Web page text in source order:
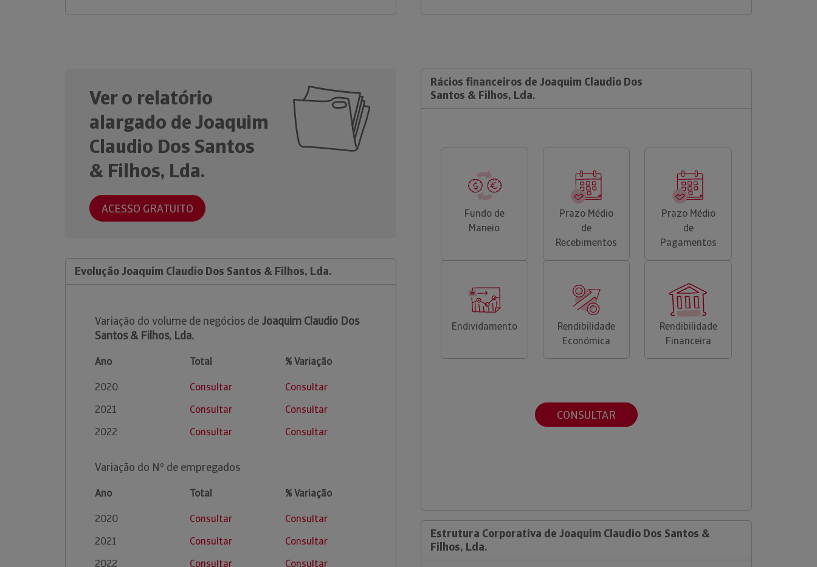
Ver o relatório
alargado de Joaquim
Claudio Dos Santos
& Filhos, Lda.
ACESSO GRATUITO
Evolução Joaquim Claudio Dos Santos & Filhos, Lda.
Variação do volume de negócios de Joaquim Claudio Dos
Santos & Filhos, Lda.
Ano Total
% Variação
2020
Consultar
Consultar
2021
Consultar
Consultar
2022
Consultar Consultar
Variação do Nº de empregados
Ano Total
% Variação
2020
Consultar
Consultar
2021
Consultar
Consultar
2022
Consultar Consultar
Rácios financeiros de Joaquim Claudio Dos
Santos & Filhos, Lda.
Fundo de
Maneio
Prazo Médio
de
Recebimentos
Prazo Médio
de
Pagamentos
Endividamento
Rendibilidade
Económica
Rendibilidade
Financeira
CONSULTAR
Estrutura Corporativa de Joaquim Claudio Dos Santos &
Filhos, Lda.